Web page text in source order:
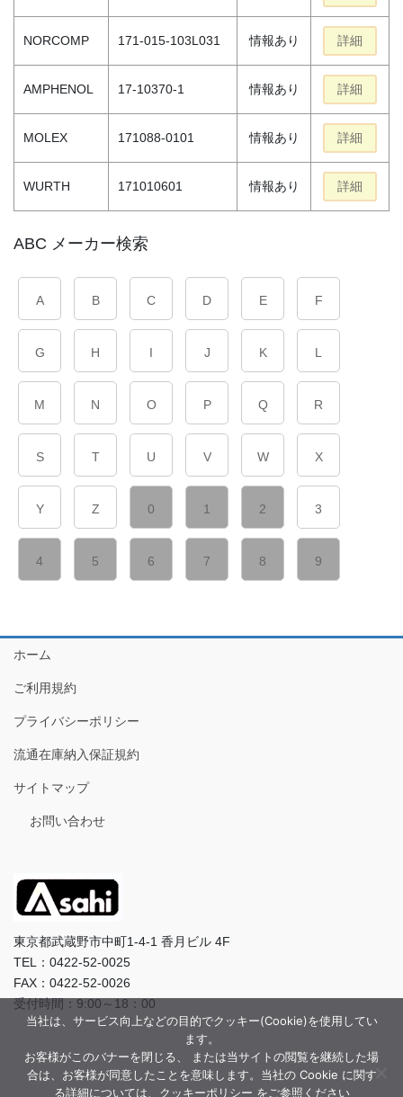
NORCOMP 171-015-103L031 情報あり 詳細
AMPHENOL 17-10370-1 情報あり 詳細
MOLEX 171088-0101 情報あり 詳細
WURTH 171010601 情報あり 詳細
ABC メーカー検索
A B C D E F
G H I J K L
M N O P Q R
S T U V W X
Y Z 0 1 2 3
4 5 6 7 8 9
ホーム
ご利用規約
プライバシーポリシー
流通在庫納入保証規約
サイトマップ
お問い合わせ
東京都武蔵野市中町1-4-1 香月ビル 4F
TEL：0422-52-0025
FAX：0422-52-0026
受付時間：9:00～18：00
当社は、サービス向上などの目的でクッキー(Cookie)を使用してい
ます。
お客様がこのバナーを閉じる、 または当サイトの閲覧を継続した場
合は、お客様が同意したことを意味します。当社の Cookie に関す
る詳細については、クッキーポリシー をご参照ください